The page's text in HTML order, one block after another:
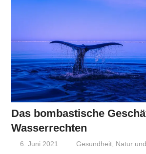
Das bombastische
Wasserrechten
6. Juni 2021 Niki Vogt
Gesundheit, Natur